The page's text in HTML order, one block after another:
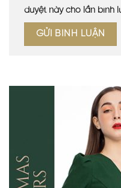
duyệt này cho lần bình